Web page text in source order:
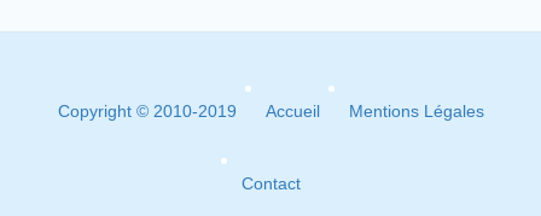
Copyright © 2010-2019 Accueil Mentions Légales
Contact